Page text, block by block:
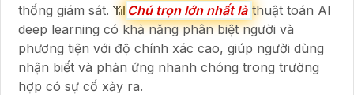
thống giám sát. 📶 Chú trọn lớn nhất là thuật toán AI
deep learning có khả năng phân biệt người và
phương tiện với độ chính xác cao, giúp người dùng
nhận biết và phản ứng nhanh chóng trong trường
hợp có sự cố xảy ra.